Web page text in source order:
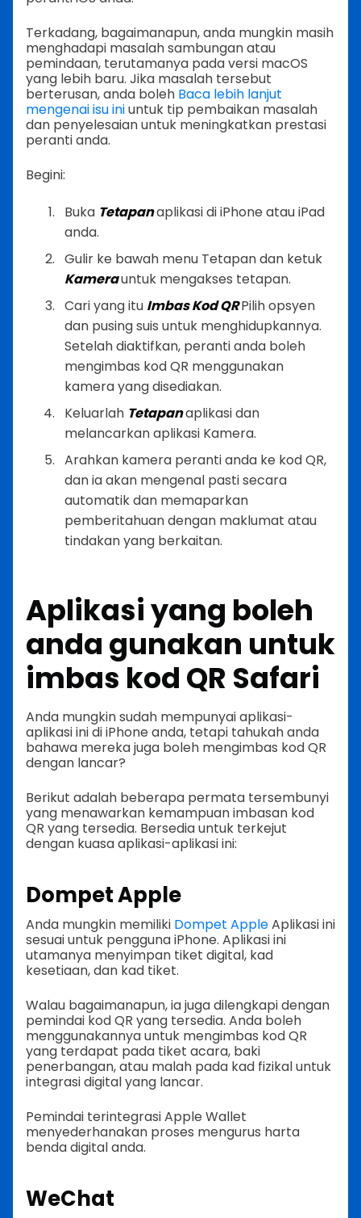
Terkadang, bagaimanapun, anda mungkin masih
menghadapi masalah sambungan atau
pemindaan, terutamanya pada versi macOS
yang lebih baru. Jika masalah tersebut
berterusan, anda boleh Baca lebih lanjut
mengenai isu iniuntuk tip pembaikan masalah
dan penyelesaian untuk meningkatkan prestasi
peranti anda.
Begini:
Buka Tetapanaplikasi di iPhone atau iPad
anda.
Gulir ke bawah menu Tetapan dan ketuk
Kamerauntuk mengakses tetapan.
Cari yang itu Imbas Kod QRPilih opsyen
dan pusing suis untuk menghidupkannya.
Setelah diaktifkan, peranti anda boleh
mengimbas kod QR menggunakan
kamera yang disediakan.
Keluarlah Tetapanaplikasi dan
melancarkan aplikasi Kamera.
Arahkan kamera peranti anda ke kod QR,
dan ia akan mengenal pasti secara
automatik dan memaparkan
pemberitahuan dengan maklumat atau
tindakan yang berkaitan.
Aplikasi yang boleh
anda gunakan untuk
imbas kod QR Safari
Anda mungkin sudah mempunyai aplikasi-
aplikasi ini di iPhone anda, tetapi tahukah anda
bahawa mereka juga boleh mengimbas kod QR
dengan lancar?
Berikut adalah beberapa permata tersembunyi
yang menawarkan kemampuan imbasan kod
QR yang tersedia. Bersedia untuk terkejut
dengan kuasa aplikasi-aplikasi ini:
Dompet Apple
Anda mungkin memiliki Dompet AppleAplikasi ini
sesuai untuk pengguna iPhone. Aplikasi ini
utamanya menyimpan tiket digital, kad
kesetiaan, dan kad tiket.
Walau bagaimanapun, ia juga dilengkapi dengan
pemindai kod QR yang tersedia. Anda boleh
menggunakannya untuk mengimbas kod QR
yang terdapat pada tiket acara, baki
penerbangan, atau malah pada kad fizikal untuk
integrasi digital yang lancar.
Pemindai terintegrasi Apple Wallet
menyederhanakan proses mengurus harta
benda digital anda.
WeChat